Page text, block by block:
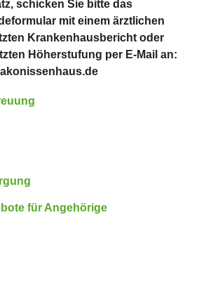
schicken Sie bitte das
mit einem ärztlichen
Krankenhausbericht oder
Höherstufung per E-Mail an:
für Angehörige